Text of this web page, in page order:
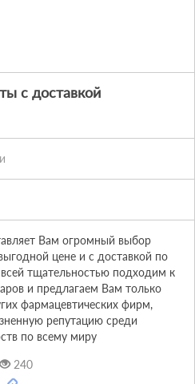
с доставкой
Вам огромный выбор
цене и с доставкой по
тщательностью подходим к
и предлагаем Вам только
фармацевтических фирм,
репутацию среди
по всему миру
240